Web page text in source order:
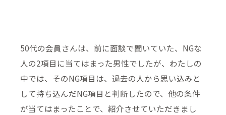
50代の会員さんは、前に面談で聞いていた、NGな
人の2項目に当てはまった男性でしたが、わたしの
中では、そのNG項目は、過去の人から思い込みと
して持ち込んだNG項目と判断したので、他の条件
が当てはまったことで、紹介させていただきまし